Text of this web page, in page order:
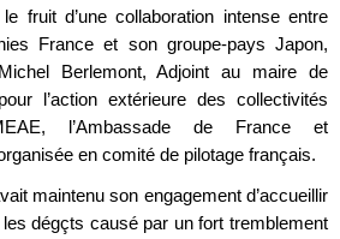
fruit d’une collaboration intense entre
France et son groupe-pays Japon,
Berlemont, Adjoint au maire de
l’action extérieure des collectivités
l’Ambassade de France et
en comité de pilotage français.
maintenu son engagement d’accueillir
dégçts causé par un fort tremblement